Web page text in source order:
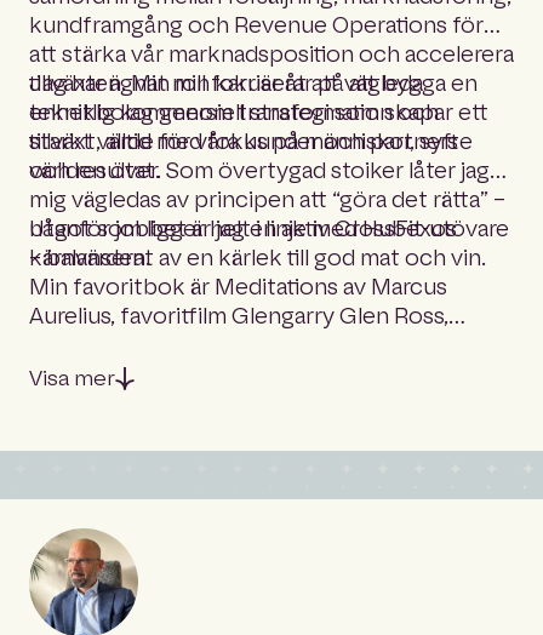
kundframgång och Revenue Operations för
att stärka vår marknadsposition och accelerera
tillväxten. Min roll fokuserar på att bygga en
enhetlig kommersiell strategi som skapar ett
starkt värde för våra kunder och partners
världen över.
Jag har ägnat min karriär åt att vägleda
teknikbolag genom transformation och
tillväxt, alltid med fokus på människor, syfte
och resultat. Som övertygad stoiker låter jag
mig vägledas av principen att “göra det rätta” –
något som ligger helt i linje med Hubexos
kärnvärden.
Utanför jobbet är jag en aktiv CrossFit-utövare
– balanserat av en kärlek till god mat och vin.
Min favoritbok är Meditations av Marcus
Aurelius, favoritfilm Glengarry Glen Ross,
Eminem.
Visa mer